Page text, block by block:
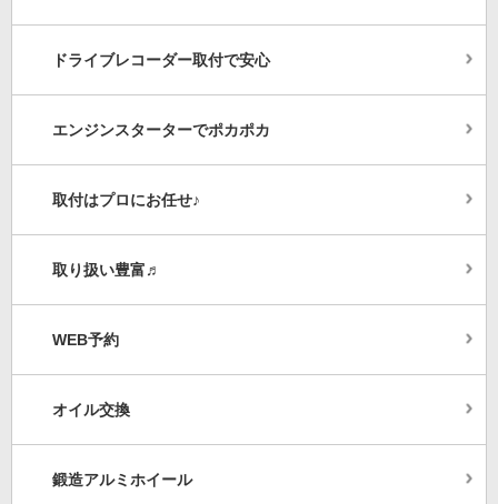
ドライブレコーダー取付で安心
エンジンスターターでポカポカ
取付はプロにお任せ♪
取り扱い豊富♬
WEB予約
オイル交換
鍛造アルミホイール